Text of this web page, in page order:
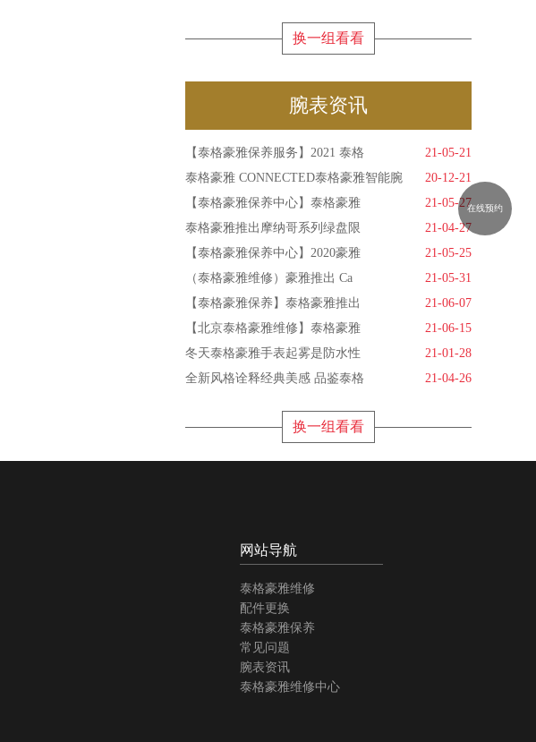
换一组看看
腕表资讯
【泰格豪雅保养服务】2021 泰格
21-05-21
泰格豪雅 CONNECTED泰格豪雅智能腕
20-12-21
【泰格豪雅保养中心】泰格豪雅
21-05-27
泰格豪雅推出摩纳哥系列绿盘限
21-04-27
【泰格豪雅保养中心】2020豪雅
21-05-25
（泰格豪雅维修）豪雅推出 Ca
21-05-31
【泰格豪雅保养】泰格豪雅推出
21-06-07
【北京泰格豪雅维修】泰格豪雅
21-06-15
冬天泰格豪雅手表起雾是防水性
21-01-28
全新风格诠释经典美感 品鉴泰格
21-04-26
换一组看看
网站导航
泰格豪雅维修
配件更换
泰格豪雅保养
常见问题
腕表资讯
泰格豪雅维修中心
在线预约